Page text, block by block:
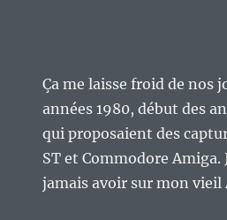
Ça me laisse froid de nos
années 1980, début des
qui proposaient des
ST et Commodore
jamais avoir sur mon vieil